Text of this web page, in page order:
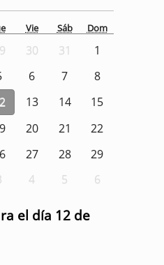
Vie Sáb Dom
30 31
1
6 7
8
13 14
15
20 21
22
27 28
29
4 5 6
el día 12 de